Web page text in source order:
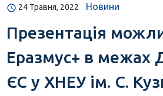
24 Травня, 2022 Новини
Презентація
Еразмус+ в межах
ЄС у ХНЕУ ім. С.